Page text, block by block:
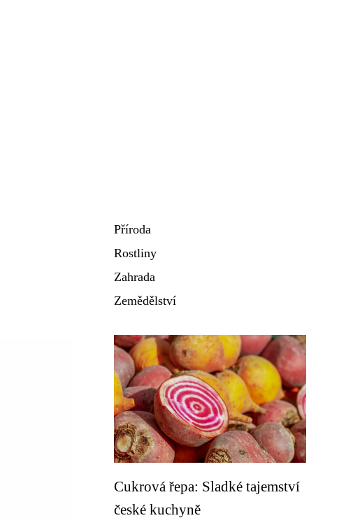
Příroda
Rostliny
Zahrada
Zemědělství
Cukrová řepa: Sladké tajemství
české kuchyně